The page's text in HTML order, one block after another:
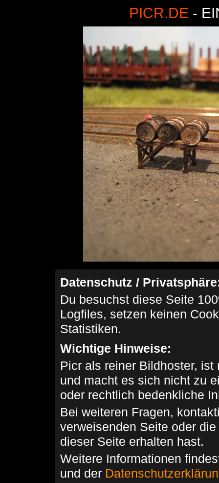
PICR.DE -
Datenschutz /
Du besuchst diese Seite
Logfiles, setzen keinen
Statistiken.
Wichtige Hinweise:
Picr als reiner Bildhoster,
und macht es sich nicht zu
oder rechtlich bedenkliche
Bei weiteren Fragen,
verweisenden Seite oder
dieser Seite erhalten hast.
Weitere Informationen
und der